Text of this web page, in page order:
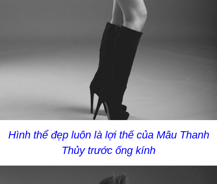
Hình thể đẹp luôn là lợi thế của Mâu Thanh
Thủy trước ống kính